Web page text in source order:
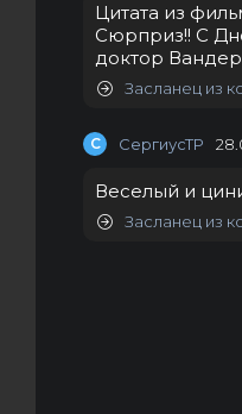
Цитата из
Сюрприз!! С
доктор
Засланец из
С СергиусТР
Веселый и
Засланец из